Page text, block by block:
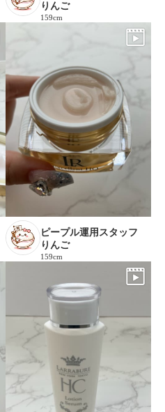
りんご
159cm
ピープル運用スタッフ
りんご
159cm